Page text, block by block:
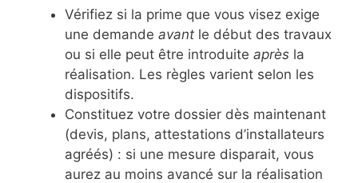
Vérifiez si la prime que vous visez exige
une demande avant le début des travaux
ou si elle peut être introduite après la
réalisation. Les règles varient selon les
dispositifs.
Constituez votre dossier dès maintenant
(devis, plans, attestations d’installateurs
agréés) : si une mesure disparait, vous
aurez au moins avancé sur la réalisation